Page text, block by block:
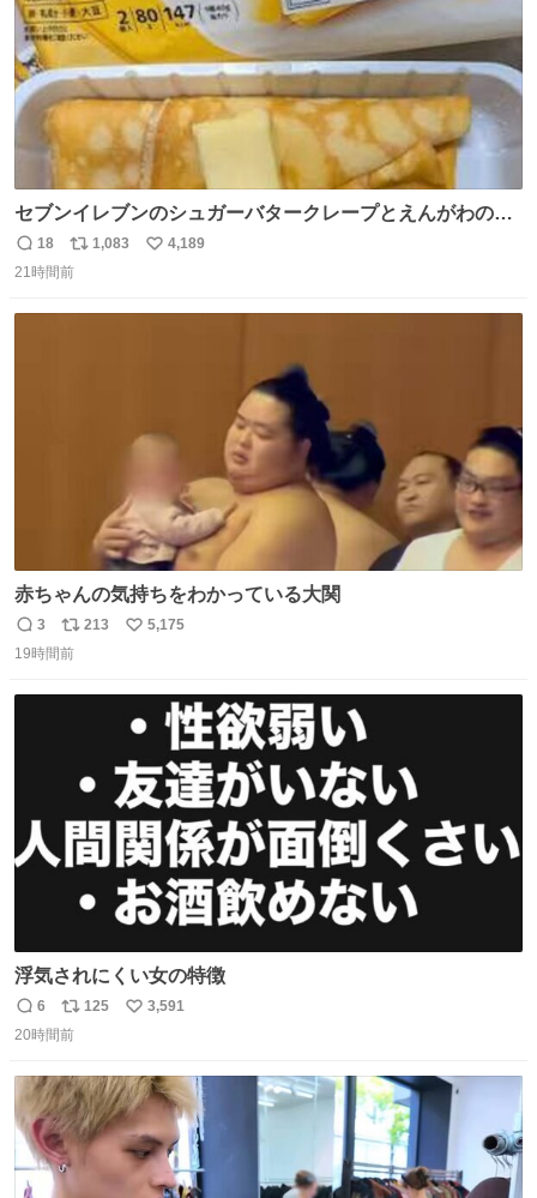
セブンイレブンのシュガーバタークレープとえんがわの寿
司を探している人へ！ シュガーバタークレープは目黒、品
川、蒲田、渋谷、川崎、横浜、鶴見、九州の一部エリア限
返
信
18
リ
ポ
1,083
い
4,189
21時間前
赤ちゃんの気持ちをわかっている大関
返
信
3
リ
ポ
213
い
5,175
19時間前
浮気されにくい女の特徴
返
信
6
リ
ポ
ト
数
125
い
数
3,591
20時間前